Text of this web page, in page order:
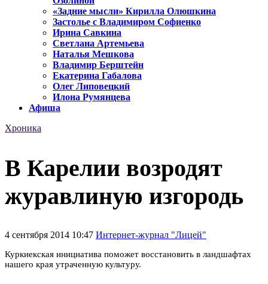
«Задние мысли» Кирилла Олюшкина
Застолье с Владимиром Софиенко
Ирина Савкина
Светлана Артемьева
Наталья Мешкова
Владимир Берштейн
Екатерина Габалова
Олег Липовецкий
Илона Румянцева
Афиша
Хроника
В Карелии возродят
журавлиную изгородь
4 сентября 2014 10:47 Интернет-журнал "Лицей"
Куркиекская инициатива поможет восстановить в ландшафтах
нашего края утраченную культуру.